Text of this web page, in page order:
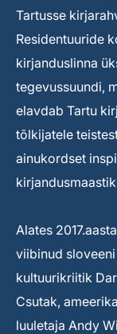
Tartusse
Residentuuride
kirjanduslinna
tegevussuundi,
elavdab Tartu
tõlkijatele
ainukordset
Alates
viibinud
kultuurikriitik
Csutak,
luuletaja Andy